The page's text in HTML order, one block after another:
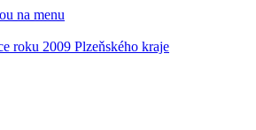
na menu
roku 2009 Plzeňského kraje